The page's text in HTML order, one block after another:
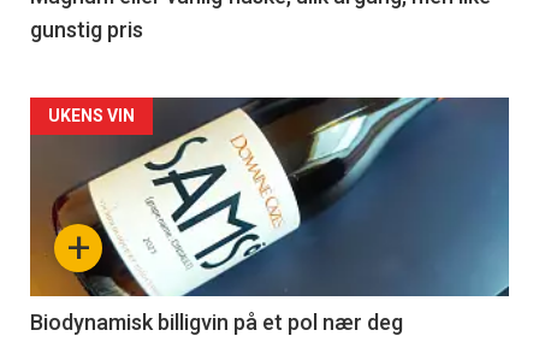
gunstig pris
Forsiden
akkurat
nå
4
+
UKENS VIN
Biodynamisk billigvin på et pol nær deg